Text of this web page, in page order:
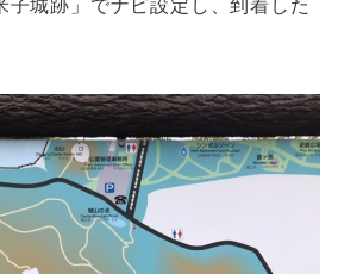
城跡」でナビ設定し、到着した